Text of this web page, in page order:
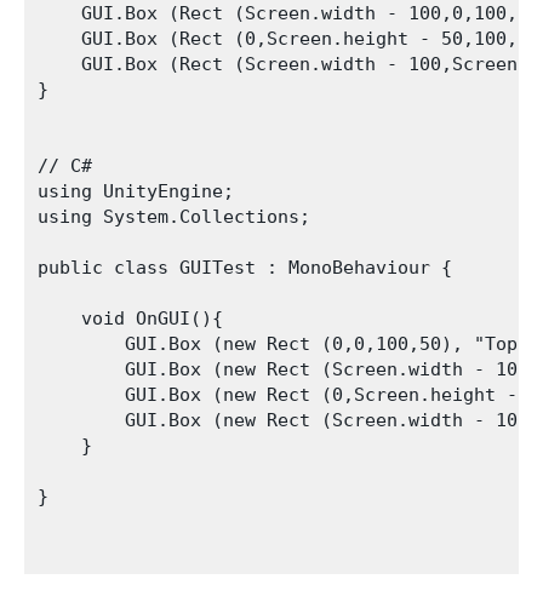
GUI.Box (Rect (Screen.width -
GUI.Box (Rect (0,Screen.height -
GUI.Box (Rect (Screen.width -
}
// C#
using UnityEngine;
using System.Collections;
public class GUITest : MonoBehaviour {
    void OnGUI(){
GUI.Box (new Rect (0,0,100,50), "Top-
GUI.Box (new Rect (Screen.width -
GUI.Box (new Rect (0,Screen.height -
GUI.Box (new Rect (Screen.width -
    }
}